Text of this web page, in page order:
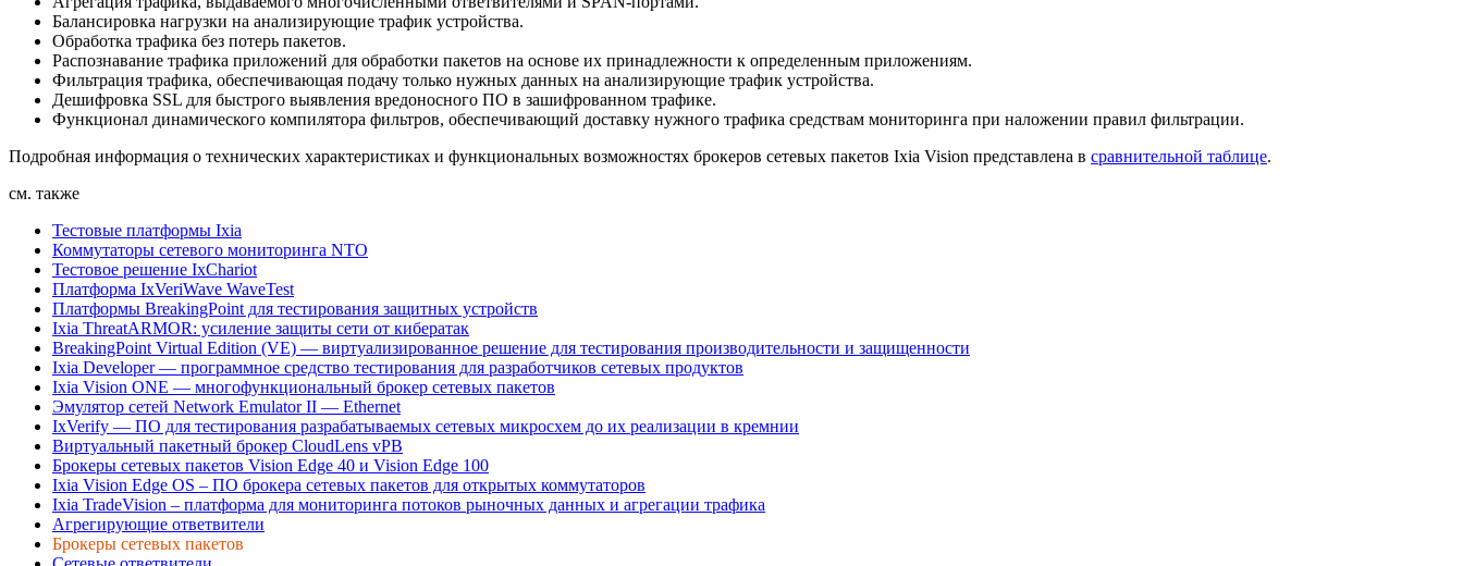
Балансировка нагрузки на анализирующие трафик устройства.
Обработка трафика без потерь пакетов.
Распознавание трафика приложений для обработки пакетов на основе их принадлежности к определенным приложениям.
Фильтрация трафика, обеспечивающая подачу только нужных данных на анализирующие трафик устройства.
Дешифровка SSL для быстрого выявления вредоносного ПО в зашифрованном трафике.
Функционал динамического компилятора фильтров, обеспечивающий доставку нужного трафика средствам мониторинга при наложении правил фильтрации.
Подробная информация о технических характеристиках и функциональных возможностях брокеров сетевых пакетов Ixia Vision представлена в сравнительной таблице.
см. также
Тестовые платформы Ixia
Коммутаторы сетевого мониторинга NTO
Тестовое решение IxChariot
Платформа IxVeriWave WaveTest
Платформы BreakingPoint для тестирования защитных устройств
Ixia ThreatARMOR: усиление защиты сети от кибератак
BreakingPoint Virtual Edition (VE) — виртуализированное решение для тестирования производительности и защищенности
Ixia Developer — программное средство тестирования для разработчиков сетевых продуктов
Ixia Vision ONE — многофункциональный брокер сетевых пакетов
Эмулятор сетей Network Emulator II — Ethernet
IxVerify — ПО для тестирования разрабатываемых сетевых микросхем до их реализации в кремнии
Виртуальный пакетный брокер CloudLens vPB
Брокеры сетевых пакетов Vision Edge 40 и Vision Edge 100
Ixia Vision Edge OS – ПО брокера сетевых пакетов для открытых коммутаторов
Ixia TradeVision – платформа для мониторинга потоков рыночных данных и агрегации трафика
Агрегирующие ответвители
Брокеры сетевых пакетов